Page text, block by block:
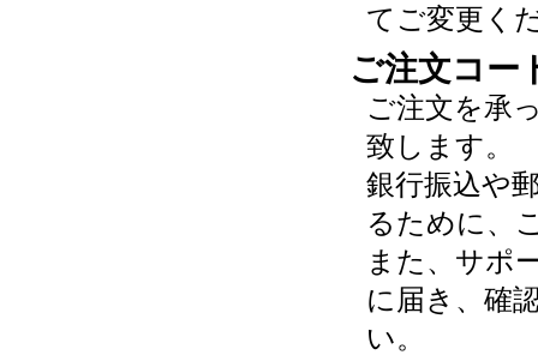
てご変更く
ご注文コー
ご注文を承
致します。
銀行振込や
るために、
また、サポ
に届き、確
い。